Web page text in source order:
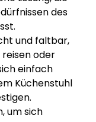
des
und faltbar,
reisen oder
einfach
Küchenstuhl
um sich